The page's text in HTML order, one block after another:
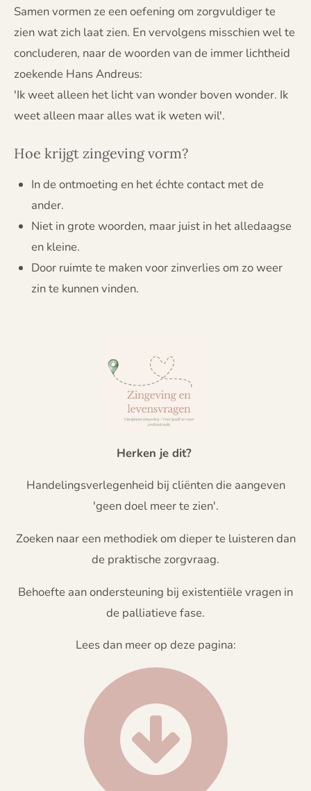
Samen vormen ze een oefening om zorgvuldiger te
zien wat zich laat zien. En vervolgens misschien wel te
concluderen, naar de woorden van de immer lichtheid
zoekende Hans Andreus:
'Ik weet alleen het licht van wonder boven wonder. Ik
weet alleen maar alles wat ik weten wil'.
Hoe krijgt zingeving vorm?
In de ontmoeting en het échte contact met de
ander.
Niet in grote woorden, maar juist in het alledaagse
en kleine.
Door ruimte te maken voor zinverlies om zo weer
zin te kunnen vinden.
Herken je dit?
Handelingsverlegenheid bij cliënten die aangeven
'geen doel meer te zien'.
Zoeken naar een methodiek om dieper te luisteren dan
de praktische zorgvraag.
Behoefte aan ondersteuning bij existentiële vragen in
de palliatieve fase.
Lees dan meer op deze pagina: